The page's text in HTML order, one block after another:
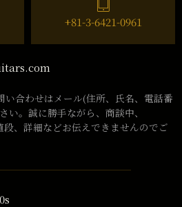
+81-3-6421-0961
合わせはメール(住所、氏名、電話番
い。誠に勝手ながら、商談中、
、詳細などお伝えできませんのでご